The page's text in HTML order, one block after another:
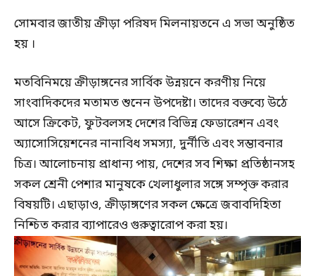
সোমবার জাতীয় ক্রীড়া পরিষদ মিলনায়তনে এ সভা অনুষ্ঠিত
হয় ।
মতবিনিময়ে ক্রীড়াঙ্গনের সার্বিক উন্নয়নে করণীয় নিয়ে
সাংবাদিকদের মতামত শুনেন উপদেষ্টা। তাদের বক্তব্যে উঠে
আসে ক্রিকেট, ফুটবলসহ দেশের বিভিন্ন ফেডারেশন এবং
অ্যাসোসিয়েশনের নানাবিধ সমস্যা, দুর্নীতি এবং সম্ভাবনার
চিত্র। আলোচনায় প্রাধান্য পায়, দেশের সব শিক্ষা প্রতিষ্ঠানসহ
সকল শ্রেনী পেশার মানুষকে খেলাধুলার সঙ্গে সম্পৃক্ত করার
বিষয়টি। এছাড়াও, ক্রীড়াঙ্গণের সকল ক্ষেত্রে জবাবদিহিতা
নিশ্চিত করার ব্যাপারেও গুরুত্বারোপ করা হয়।